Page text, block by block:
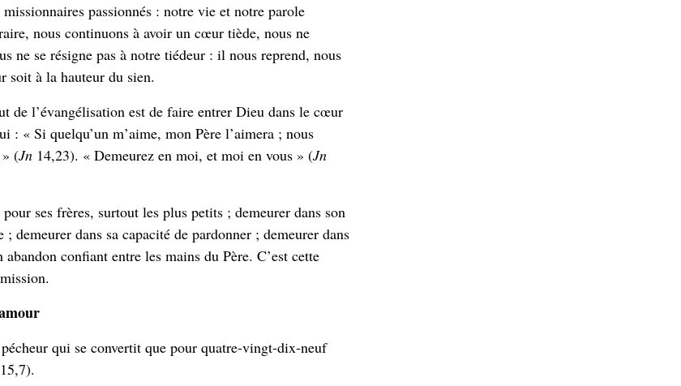
passionnés : notre vie et notre parole
nous continuons à avoir un cœur tiède, nous ne
ne se résigne pas à notre tiédeur : il nous reprend, nous
soit à la hauteur du sien.
de l’évangélisation est de faire entrer Dieu dans le cœur
: « Si quelqu’un m’aime, mon Père l’aimera ; nous
(Jn 14,23). « Demeurez en moi, et moi en vous » (Jn
ses frères, surtout les plus petits ; demeurer dans son
dans sa capacité de pardonner ; demeurer dans
confiant entre les mains du Père. C’est cette
qui se convertit que pour quatre-vingt-dix-neuf
15,7).